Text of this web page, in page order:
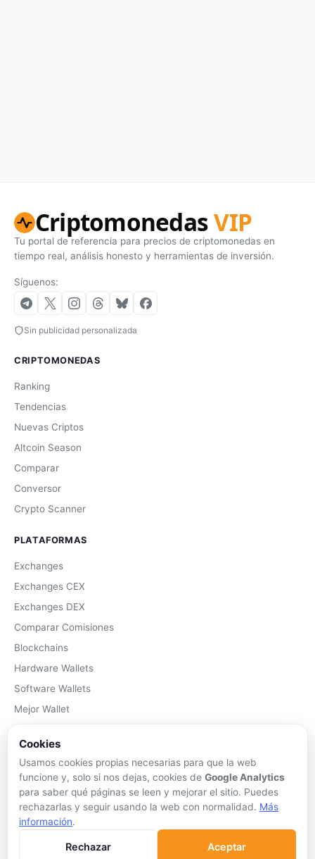
CriptomonedasVIP
Tu portal de referencia para precios de criptomonedas en
tiempo real, análisis honesto y herramientas de inversión.
Síguenos:
Sin publicidad personalizada
CRIPTOMONEDAS
Ranking
Tendencias
Nuevas Criptos
Altcoin Season
Comparar
Conversor
Crypto Scanner
PLATAFORMAS
Exchanges
Exchanges CEX
Exchanges DEX
Comparar Comisiones
Blockchains
Hardware Wallets
Software Wallets
Mejor Wallet
APRENDER
Qué son las Criptos
Cómo Comprar
Staking
Cookies
Usamos cookies propias necesarias para que la web
funcione y, solo si nos dejas, cookies de Google Analytics
para saber qué páginas se leen y mejorar el sitio. Puedes
rechazarlas y seguir usando la web con normalidad. Más
información.
Rechazar Aceptar